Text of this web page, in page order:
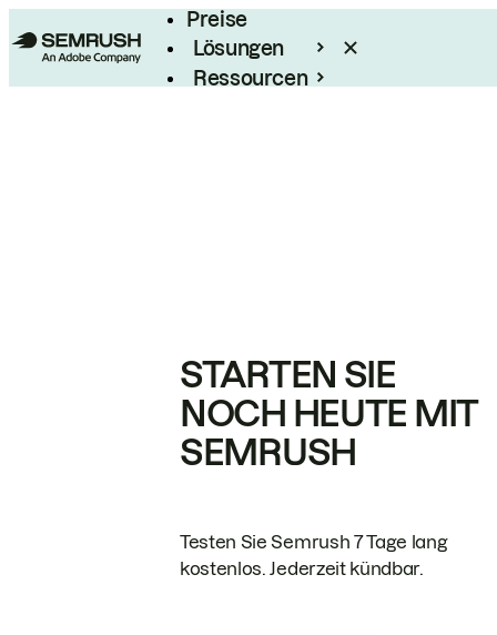
Preise
Lösungen
Ressourcen
STARTEN SIE
NOCH HEUTE MIT
SEMRUSH
Testen Sie Semrush 7 Tage lang
kostenlos. Jederzeit kündbar.